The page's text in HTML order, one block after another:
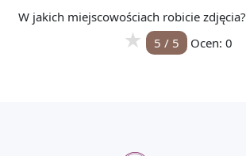
W jakich miejscowościach robicie zdjęcia?
★
5 / 5 Ocen: 0